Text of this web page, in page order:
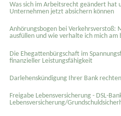
Was sich im Arbeitsrecht geändert hat
Unternehmen jetzt absichern können
Anhörungsbogen bei Verkehrsverstoß:
ausfüllen und wie verhalte ich mich am
Die Ehegattenbürgschaft im
finanzieller Leistungsfähigkeit
Darlehenskündigung Ihrer Bank
Freigabe Lebensversicherung - DSL-
Lebensversicherung/